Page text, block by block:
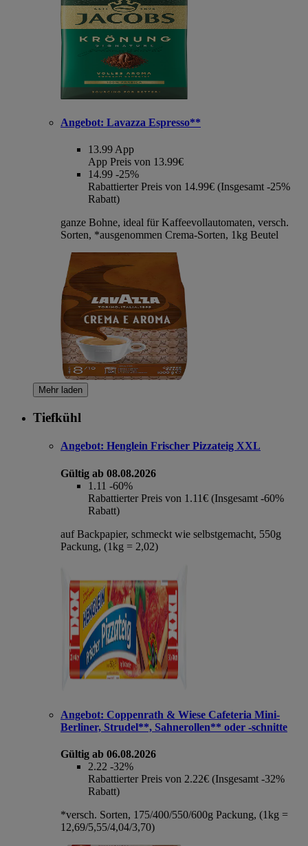
Angebot: Lavazza Espresso**
13.99 App
App Preis von 13.99€
14.99 -25%
Rabattierter Preis von 14.99€ (Insgesamt -25%
Rabatt)
ganze Bohne, ideal für Kaffeevollautomaten, versch.
Sorten, *ausgenommen Crema-Sorten, 1kg Beutel
Mehr laden
Tiefkühl
Angebot: Henglein Frischer Pizzateig XXL
Gültig ab 08.08.2026
1.11 -60%
Rabattierter Preis von 1.11€ (Insgesamt -60%
Rabatt)
auf Backpapier, schmeckt wie selbstgemacht, 550g
Packung, (1kg = 2,02)
Angebot: Coppenrath & Wiese Cafeteria Mini-
Berliner, Strudel**, Sahnerollen** oder -schnitte
Gültig ab 06.08.2026
2.22 -32%
Rabattierter Preis von 2.22€ (Insgesamt -32%
Rabatt)
*versch. Sorten, 175/400/550/600g Packung, (1kg =
12,69/5,55/4,04/3,70)